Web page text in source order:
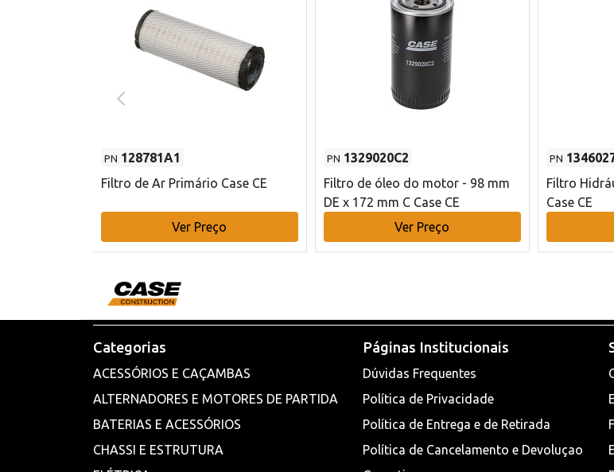
PN 128781A1
Filtro de Ar Primário Case CE
Ver Preço
PN 1329020C2
Filtro de óleo do motor - 98 mm
DE x 172 mm C Case CE
Ver Preço
PN
Filtro
Case CE
Categorias
ACESSÓRIOS E CAÇAMBAS
ALTERNADORES E MOTORES DE PARTIDA
BATERIAS E ACESSÓRIOS
CHASSI E ESTRUTURA
Páginas Institucionais
Dúvidas Frequentes
Política de Privacidade
Política de Entrega e de Retirada
Política de Cancelamento e Devoluçao